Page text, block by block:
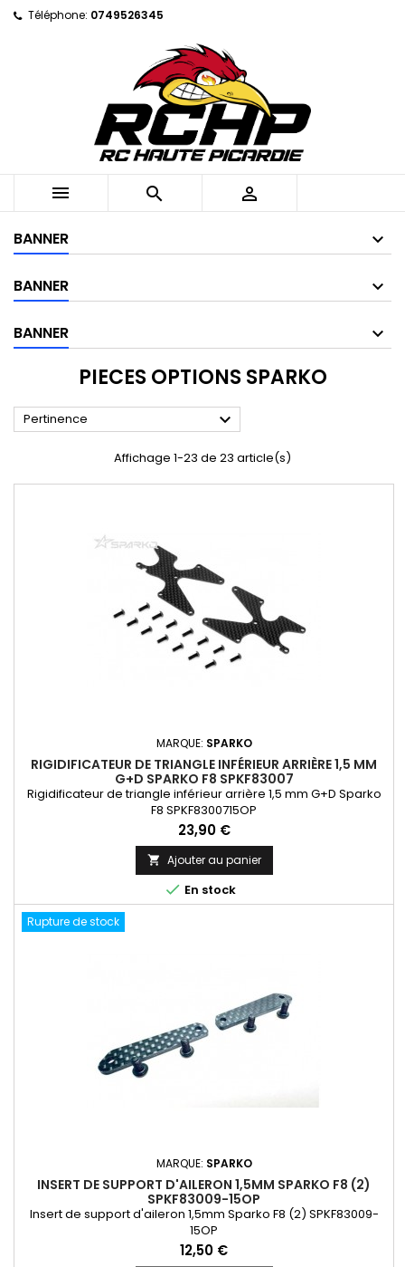
Téléphone: 0749526345
  
BANNER
BANNER
BANNER
PIECES OPTIONS SPARKO
Pertinence 
Affichage 1-23 de 23 article(s)
MARQUE: SPARKO
RIGIDIFICATEUR DE TRIANGLE INFÉRIEUR ARRIÈRE 1,5 MM
G+D SPARKO F8 SPKF83007
Rigidificateur de triangle inférieur arrière 1,5 mm G+D Sparko
F8 SPKF8300715OP
Prix
23,90 €
 Ajouter au panier
 En stock
Rupture de stock
MARQUE: SPARKO
INSERT DE SUPPORT D'AILERON 1,5MM SPARKO F8 (2)
SPKF83009-15OP
Insert de support d'aileron 1,5mm Sparko F8 (2) SPKF83009-
15OP
Prix
12,50 €